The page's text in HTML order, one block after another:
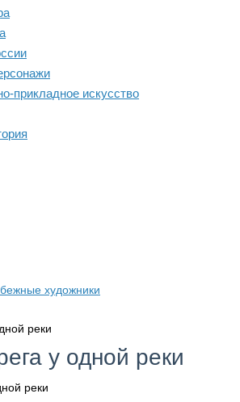
прикладное искусство
художники
реки
у одной реки